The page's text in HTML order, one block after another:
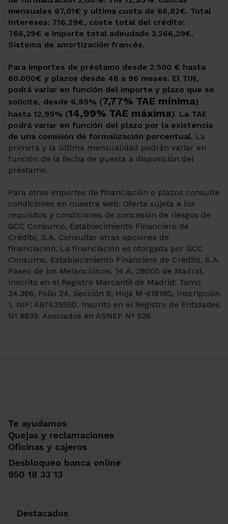
mensuales 67,01€ y ultima cuota de 66,82€. Total
Intereses: 716,29€, coste total del crédito:
766,29€ e importe total adeudado 3.266,29€.
Sistema de amortización francés.
Para importes de préstamo desde 2.500 € hasta
60.000€ y plazos desde 48 a 96 meses. El TIN,
podrá variar en función del importe y plazo que se
solicite, desde 6,95% (7,77% TAE mínima)
hasta 12,95% (14,99% TAE máxima). La TAE
podrá variar en función del plazo por la existencia
de una comisión de formalización porcentual. La
primera y la última mensualidad podrán variar en
función de la fecha de puesta a disposición del
préstamo.
Para otros importes de financiación o plazos consulte
condiciones en nuestra web. Oferta sujeta a los
requisitos y condiciones de concesión de riesgos de
GCC Consumo, Establecimiento Financiero de
Crédito, S.A. Consultar otras opciones de
financiación. La financiación es otorgada por GCC
Consumo, Establecimiento Financiero de Crédito, S.A.
Paseo de los Melancólicos, 14 A, 28005 de Madrid.
Inscrito en el Registro Mercantil de Madrid: Tomo
34.366, Folio 24, Sección 8, Hoja M-618180, Inscripción
1. NIF: A87435590. Inscrito en el Registro de Entidades
Nº 8839. Asociados en ASNEF Nº 526.
Te ayudamos
Quejas y reclamaciones
Oficinas y cajeros
Desbloqueo banca online
950 18 33 13
Destacados